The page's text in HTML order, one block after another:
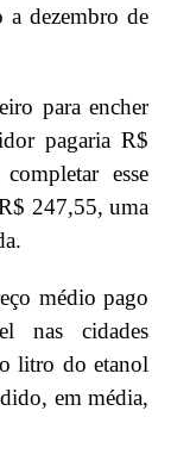
a dezembro de
para encher
pagaria R$
esse
247,55, uma
médio pago
nas cidades
litro do etanol
em média,